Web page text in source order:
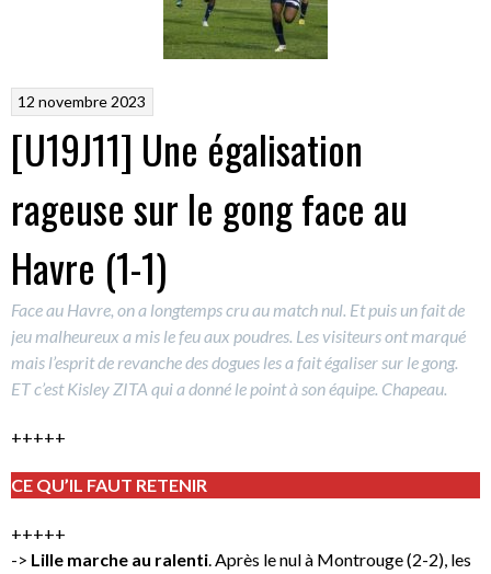
12 novembre 2023
[U19J11] Une égalisation
rageuse sur le gong face au
Havre (1-1)
Face au Havre, on a longtemps cru au match nul. Et puis un fait de
jeu malheureux a mis le feu aux poudres. Les visiteurs ont marqué
mais l’esprit de revanche des dogues les a fait égaliser sur le gong.
ET c’est Kisley ZITA qui a donné le point à son équipe. Chapeau.
+++++
CE QU’IL FAUT RETENIR
+++++
-> Lille marche au ralenti. Après le nul à Montrouge (2-2), les